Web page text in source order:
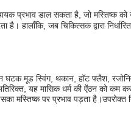
प्रभाव डाल सकता है, जो मस्तिष्क
हालाँकि, जब चिकित्सक द्वारा
घटक मूड स्विंग, थकान, हॉट फ्लैश,
यह मासिक धर्म की ऐंठन को कम
मस्तिष्क पर प्रभाव पड़ता है।उपरोक्त